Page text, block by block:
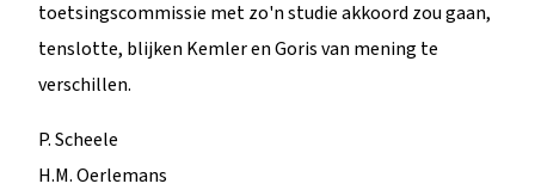
toetsingscommissie met zo'n studie akkoord zou gaan,
tenslotte, blijken Kemler en Goris van mening te
verschillen.
P. Scheele
H.M. Oerlemans